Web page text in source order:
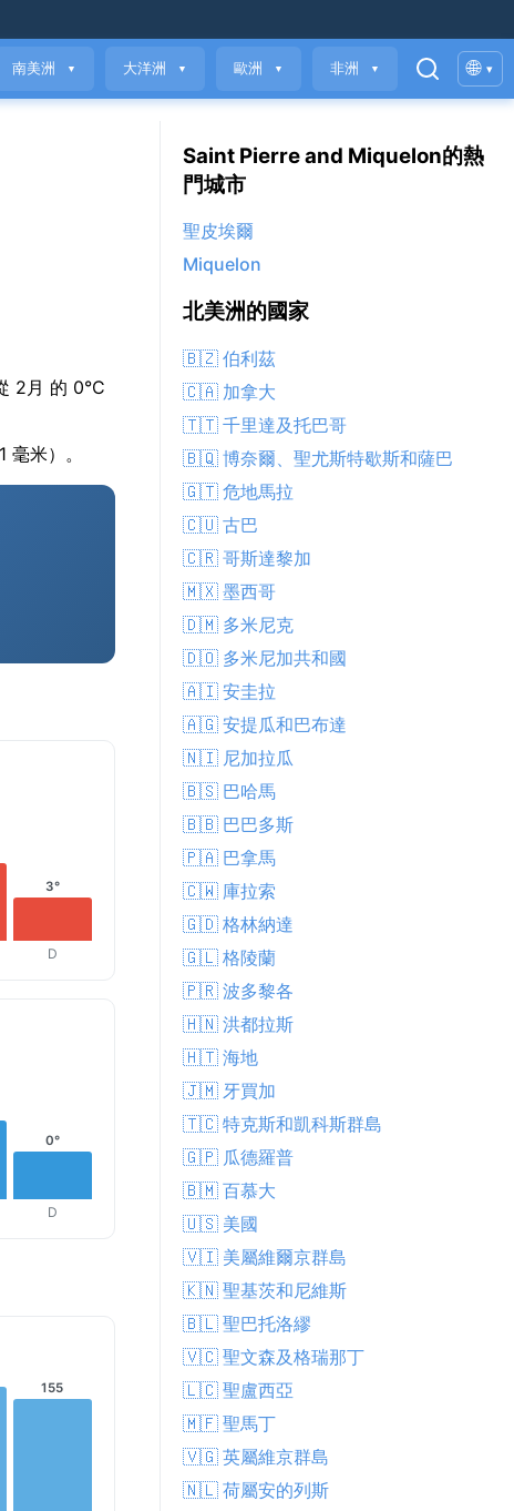
南美洲 ▼ 大洋洲 ▼ 歐洲 ▼ 非洲 ▼ 🌐 ▾
2月 的 0°C
米）。
3°
D
0°
D
155
Saint Pierre and Miquelon的熱
門城市
聖皮埃爾
Miquelon
北美洲的國家
🇧🇿 伯利茲
🇨🇦 加拿大
🇹🇹 千里達及托巴哥
🇧🇶 博奈爾、聖尤斯特歇斯和薩巴
🇬🇹 危地馬拉
🇨🇺 古巴
🇨🇷 哥斯達黎加
🇲🇽 墨西哥
🇩🇲 多米尼克
🇩🇴 多米尼加共和國
🇦🇮 安圭拉
🇦🇬 安提瓜和巴布達
🇳🇮 尼加拉瓜
🇧🇸 巴哈馬
🇧🇧 巴巴多斯
🇵🇦 巴拿馬
🇨🇼 庫拉索
🇬🇩 格林納達
🇬🇱 格陵蘭
🇵🇷 波多黎各
🇭🇳 洪都拉斯
🇭🇹 海地
🇯🇲 牙買加
🇹🇨 特克斯和凱科斯群島
🇬🇵 瓜德羅普
🇧🇲 百慕大
🇺🇸 美國
🇻🇮 美屬維爾京群島
🇰🇳 聖基茨和尼維斯
🇧🇱 聖巴托洛繆
🇻🇨 聖文森及格瑞那丁
🇱🇨 聖盧西亞
🇲🇫 聖馬丁
🇻🇬 英屬維京群島
🇳🇱 荷屬安的列斯